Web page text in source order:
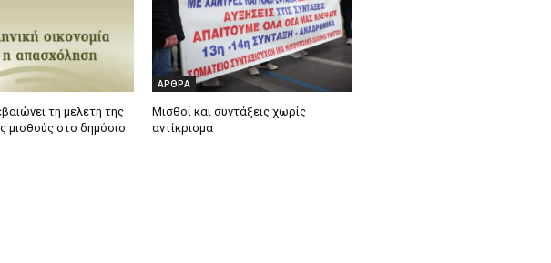
τη μελετη της
μισθούς στο δημόσιο
ΑΡΘΡΑ
Μισθοί και συντάξεις χωρίς
αντίκρισμα